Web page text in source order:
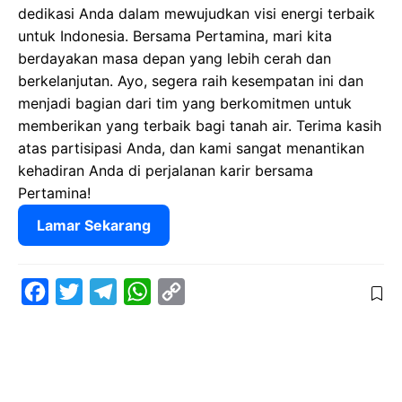
dedikasi Anda dalam mewujudkan visi energi terbaik
untuk Indonesia. Bersama Pertamina, mari kita
berdayakan masa depan yang lebih cerah dan
berkelanjutan. Ayo, segera raih kesempatan ini dan
menjadi bagian dari tim yang berkomitmen untuk
memberikan yang terbaik bagi tanah air. Terima kasih
atas partisipasi Anda, dan kami sangat menantikan
kehadiran Anda di perjalanan karir bersama
Pertamina!
Lamar Sekarang
W